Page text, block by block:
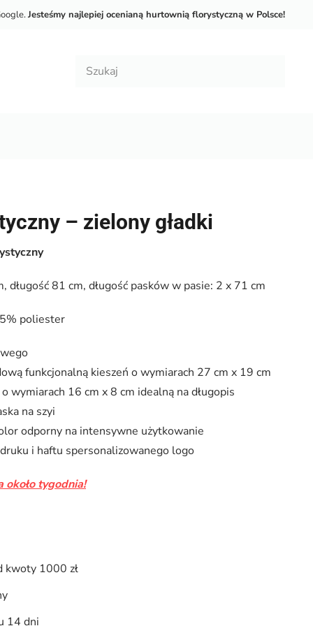
Jesteśmy najlepiej ocenianą hurtownią florystyczną w Polsce!
– zielony gładki
długość 81 cm, długość pasków w pasie: 2 x 71 cm
poliester
funkcjonalną kieszeń o wymiarach 27 cm x 19 cm
wymiarach 16 cm x 8 cm idealną na długopis
na szyi
odporny na intensywne użytkowanie
i haftu spersonalizowanego logo
około tygodnia!
kwoty 1000 zł
14 dni